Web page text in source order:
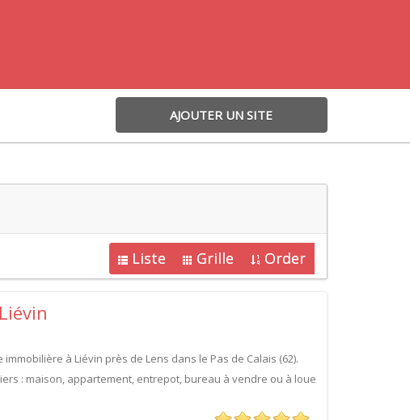
AJOUTER UN SITE
Liste Grille Order
à Liévin près de Lens dans le Pas de Calais (62).
: maison, appartement, entrepot, bureau à vendre ou à loue